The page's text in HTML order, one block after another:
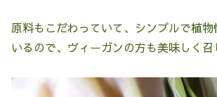
原料もこだわっていて、シンプルで植
いるので、ヴィーガンの方も美味しく